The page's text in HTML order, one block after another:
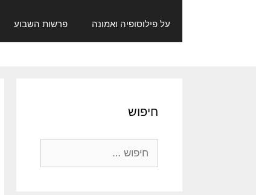
על פילוסופיה ואמונה פרשות השבוע
חיפוש